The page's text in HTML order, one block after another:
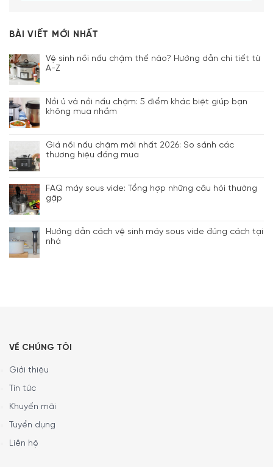
BÀI VIẾT MỚI NHẤT
Vệ sinh nồi nấu chậm thế nào? Hướng dẫn chi tiết từ
A-Z
Nồi ủ và nồi nấu chậm: 5 điểm khác biệt giúp bạn
không mua nhầm
Giá nồi nấu chậm mới nhất 2026: So sánh các
thương hiệu đáng mua
FAQ máy sous vide: Tổng hợp những câu hỏi thường
gặp
Hướng dẫn cách vệ sinh máy sous vide đúng cách tại
nhà
VỀ CHÚNG TÔI
Giới thiệu
Tin tức
Khuyến mãi
Tuyển dụng
Liên hệ